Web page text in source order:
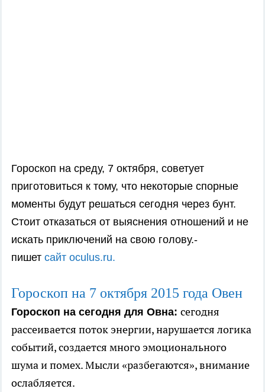
Гороскоп на среду, 7 октября, советует
приготовиться к тому, что некоторые спорные
моменты будут решаться сегодня через бунт.
Стоит отказаться от выяснения отношений и не
искать приключений на свою голову.-
пишет сайт oculus.ru.
Гороскоп на 7 октября 2015 года Овен
Гороскоп на сегодня для Овна: сегодня
рассеивается поток энергии, нарушается логика
событий, создается много эмоционального
шума и помех. Мысли «разбегаются», внимание
ослабляется.